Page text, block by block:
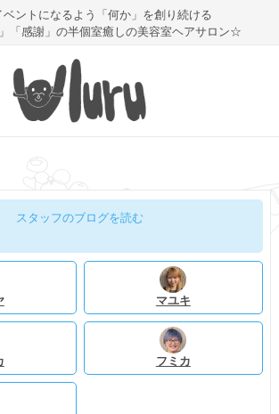
ベントになるよう「何か」を創り続ける
「感謝」の半個室癒しの美容室ヘアサロン☆
スタッフのブログを読む
マユキ
フミカ